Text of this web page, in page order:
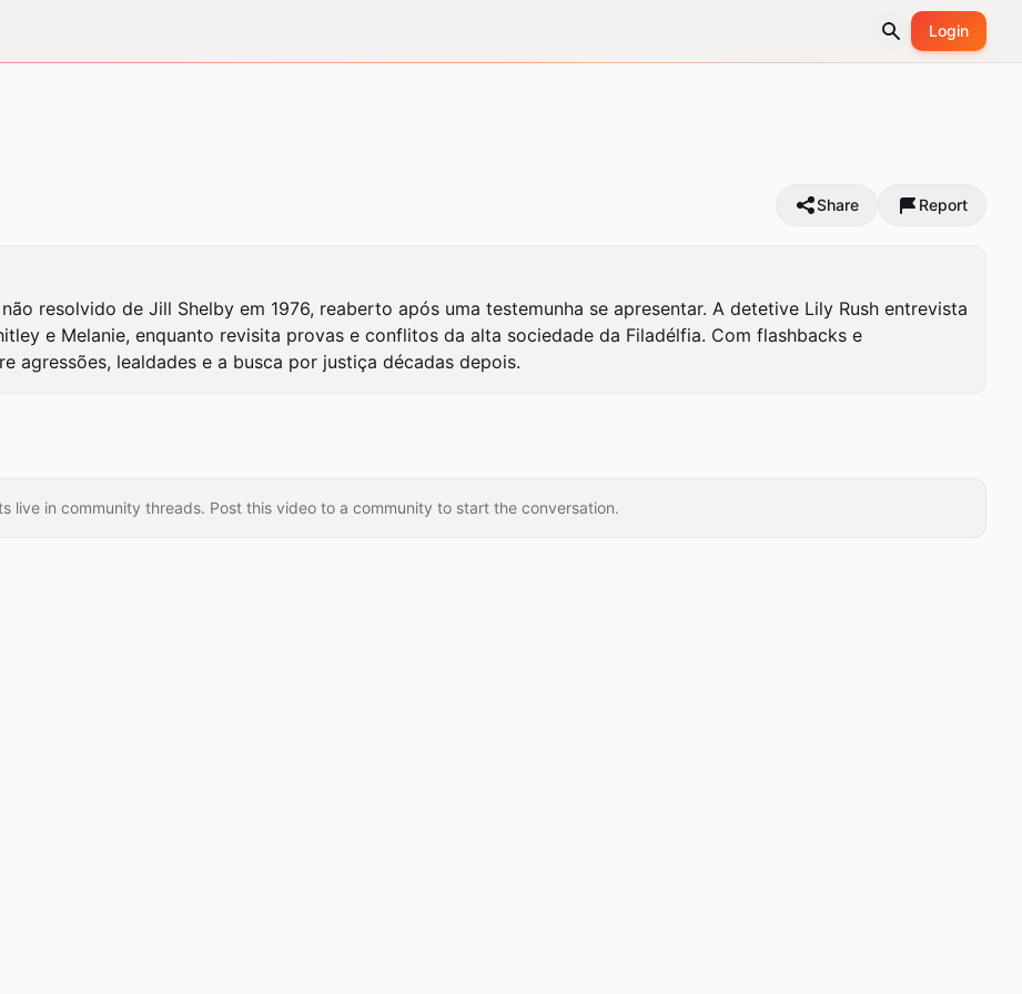
Login
Share Report
resolvido de Jill Shelby em 1976, reaberto após uma testemunha se apresentar. A detetive Lily Rush entrevista
e Melanie, enquanto revisita provas e conflitos da alta sociedade da Filadélfia. Com flashbacks e
agressões, lealdades e a busca por justiça décadas depois.
live in community threads. Post this video to a community to start the conversation.